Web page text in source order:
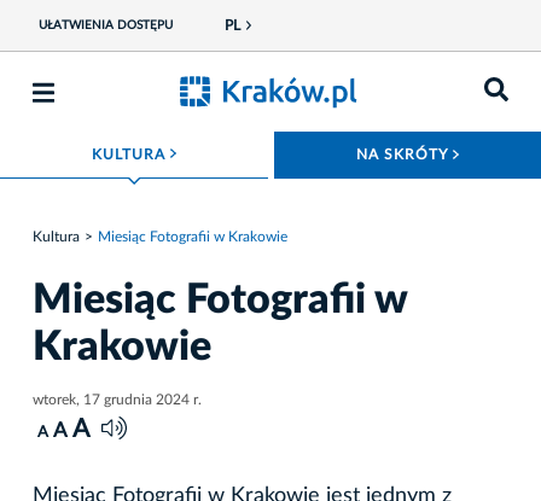
UŁATWIENIA DOSTĘPU PL
KULTURA ROZWIŃ MENU NA SKRÓTY
Kultura Miesiąc Fotografii w Krakowie
Miesiąc Fotografii w
Krakowie
wtorek, 17 grudnia 2024 r.
A A A
Miesiąc Fotografii w Krakowie jest jednym z